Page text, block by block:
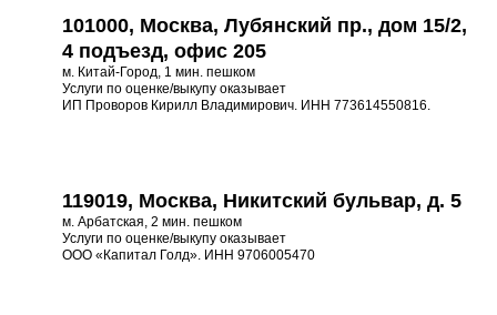
101000, Москва, Лубянский пр., дом 15/2,
4 подъезд, офис 205
м. Китай-Город, 1 мин. пешком
Услуги по оценке/выкупу оказывает
ИП Проворов Кирилл Владимирович. ИНН 773614550816.
119019, Москва, Никитский бульвар, д. 5
м. Арбатская, 2 мин. пешком
Услуги по оценке/выкупу оказывает
ООО «Капитал Голд». ИНН 9706005470